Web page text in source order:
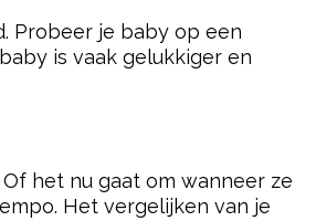
Probeer je baby op een
is vaak gelukkiger en
het nu gaat om wanneer ze
Het vergelijken van je